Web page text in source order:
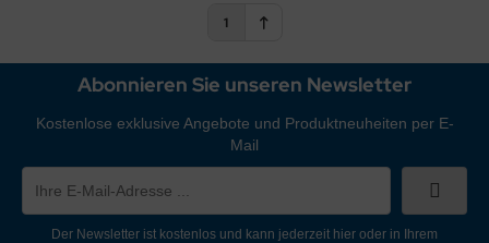
1
Abonnieren Sie unseren Newsletter
Kostenlose exklusive Angebote und Produktneuheiten per E-
Mail
Der Newsletter ist kostenlos und kann jederzeit hier oder in Ihrem